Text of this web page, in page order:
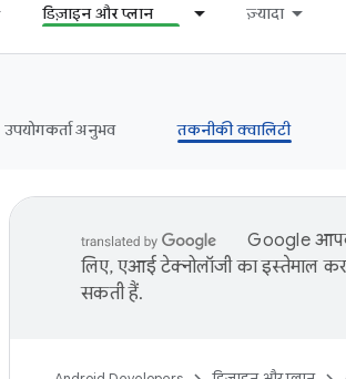
डिज़ाइन और प्लान ज़्यादा
उपयोगकर्ता अनुभव तकनीकी क्वालिटी
Google
लिए, एआई टेक्नोलॉजी का इस्तेमाल
सकती हैं.